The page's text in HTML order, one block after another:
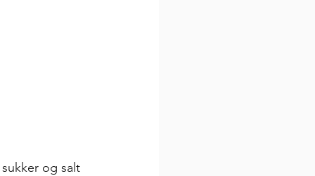
og salt